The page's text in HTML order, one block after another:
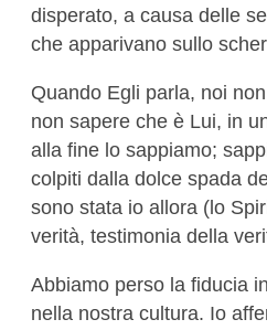
disperato, a causa delle
che apparivano sullo
Quando Egli parla, noi
non sapere che è Lui, in
alla fine lo sappiamo;
colpiti dalla dolce spada
sono stata io allora (lo
verità, testimonia della
Abbiamo perso la fiducia
nella nostra cultura. Io